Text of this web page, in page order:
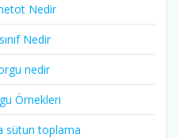
Nedir
Nedir
nedir
Örnekleri
sütun toplama